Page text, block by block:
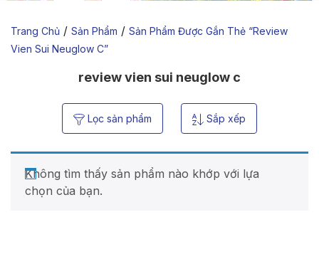
Trang Chủ / Sản Phẩm / Sản Phẩm Được Gắn Thẻ “review
Vien Sui Neuglow C”
review vien sui neuglow c
Lọc sản phẩm Sắp xếp
Không tìm thấy sản phẩm nào khớp với lựa
chọn của bạn.